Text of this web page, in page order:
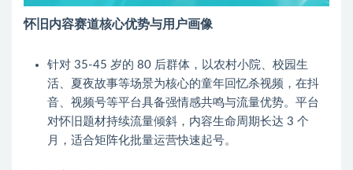
怀旧内容赛道核心优势与用户画像
针对 35-45 岁的 80 后群体，以农村小院、校园生
活、夏夜故事等场景为核心的童年回忆杀视频，在抖
音、视频号等平台具备强情感共鸣与流量优势。平台
对怀旧题材持续流量倾斜，内容生命周期长达 3 个
月，适合矩阵化批量运营快速起号。